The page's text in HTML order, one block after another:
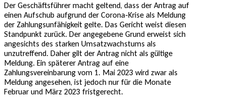
Der Geschäftsführer macht geltend, dass der Antrag auf
einen Aufschub aufgrund der Corona-Krise als Meldung
der Zahlungsunfähigkeit gelte. Das Gericht weist diesen
Standpunkt zurück. Der angegebene Grund erweist sich
angesichts des starken Umsatzwachstums als
unzutreffend. Daher gilt der Antrag nicht als gültige
Meldung. Ein späterer Antrag auf eine
Zahlungsvereinbarung vom 1. Mai 2023 wird zwar als
Meldung angesehen, ist jedoch nur für die Monate
Februar und März 2023 fristgerecht.